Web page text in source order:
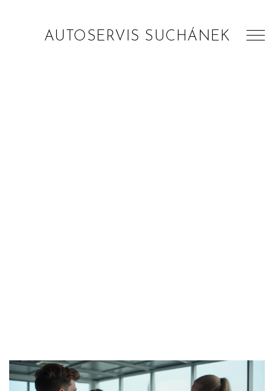
AUTOSERVIS SUCHÁNEK